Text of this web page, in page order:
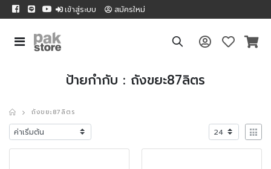
เข้าสู่ระบบ สมัครใหม่
ป้ายกำกับ : ถังขยะ87ลิตร
ถังขยะ87ลิตร